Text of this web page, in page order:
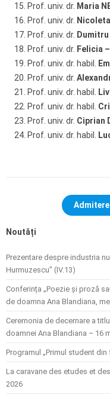
Prof. univ. dr. Maria
Prof. univ. dr.
Prof. univ. dr. Dumitru
Prof. univ. dr. Felicia
Prof. univ. dr. habil.
Prof. univ. dr.
Prof. univ. dr. habil.
Prof. univ. dr. habil.
Prof. univ. dr. Ciprian
Prof. univ. dr. habil.
Admitere
Noutăți
Prezentare despre industria
Hurmuzescu” (IV.13)
Conferința „Poezie și proză
de doamna Ana Blandiana,
Ceremonia de decernare a
doamnei Ana Blandiana – 16
Programul „Primul student din
La caravane des etudes et
2026